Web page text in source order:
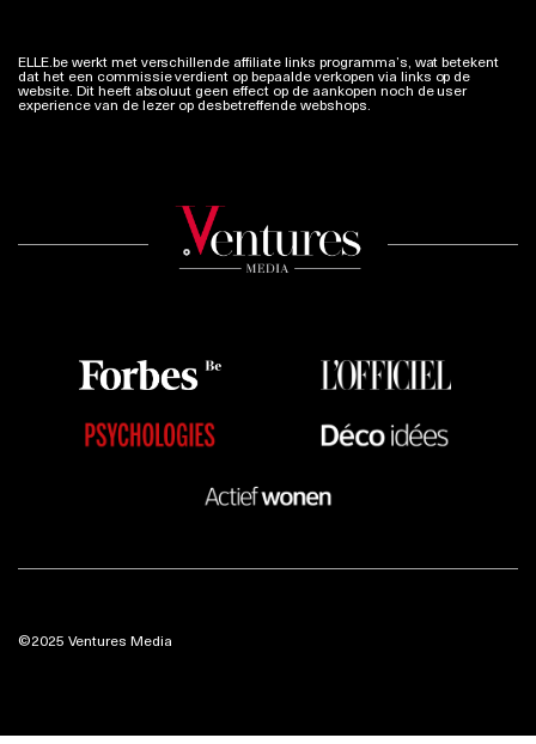
ELLE.be werkt met verschillende affiliate links programma’s, wat betekent
dat het een commissie verdient op bepaalde verkopen via links op de
website. Dit heeft absoluut geen effect op de aankopen noch de user
experience van de lezer op desbetreffende webshops.
©2025 Ventures Media